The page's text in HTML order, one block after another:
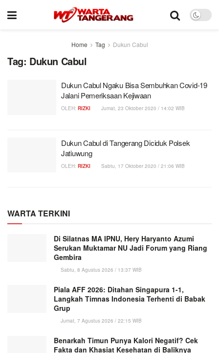
Home Tag Dukun Cabul
Tag: Dukun Cabul
Dukun Cabul Ngaku Bisa Sembuhkan Covid-19
Jalani Pemeriksaan Kejiwaan
OLEH: RIZKI Jumat, 23 Oktober 2020 / 14:02 WIB
Dukun Cabul di Tangerang Diciduk Polsek
Jatiuwung
OLEH: RIZKI Sabtu, 17 Oktober 2020 / 21:06 WIB
WARTA TERKINI
Di Silatnas MA IPNU, Hery Haryanto Azumi
Serukan Muktamar NU Jadi Forum yang Riang
Gembira
Sabtu, 8 Agustus 2026 / 13:37 WIB
Piala AFF 2026: Ditahan Singapura 1-1,
Langkah Timnas Indonesia Terhenti di Babak
Grup
Jumat, 7 Agustus 2026 / 22:15 WIB
Benarkah Timun Punya Kalori Negatif? Cek
Fakta dan Khasiat Kesehatan di Baliknya